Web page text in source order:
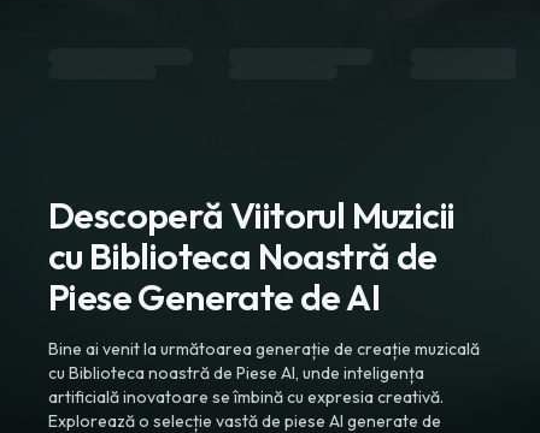
Descoperă Viitorul Muzicii
cu Biblioteca Noastră de
Piese Generate de AI
Bine ai venit la următoarea generație de creație muzicală
cu Biblioteca noastră de Piese AI, unde inteligența
artificială inovatoare se îmbină cu expresia creativă.
Explorează o selecție vastă de piese AI generate de